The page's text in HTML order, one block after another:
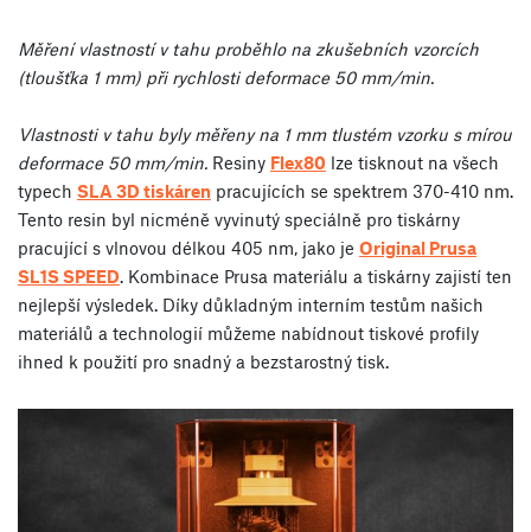
Měření vlastností v tahu proběhlo na zkušebních vzorcích
(tloušťka 1 mm) při rychlosti deformace 50 mm/min.
Vlastnosti v tahu byly měřeny na 1 mm tlustém vzorku s mírou
deformace 50 mm/min. Resiny Flex80 lze tisknout na všech
typech SLA 3D tiskáren pracujících se spektrem 370-410 nm.
Tento resin byl nicméně vyvinutý speciálně pro tiskárny
pracující s vlnovou délkou 405 nm, jako je Original Prusa
SL1S SPEED. Kombinace Prusa materiálu a tiskárny zajistí ten
nejlepší výsledek. Díky důkladným interním testům našich
materiálů a technologií můžeme nabídnout tiskové profily
ihned k použití pro snadný a bezstarostný tisk.